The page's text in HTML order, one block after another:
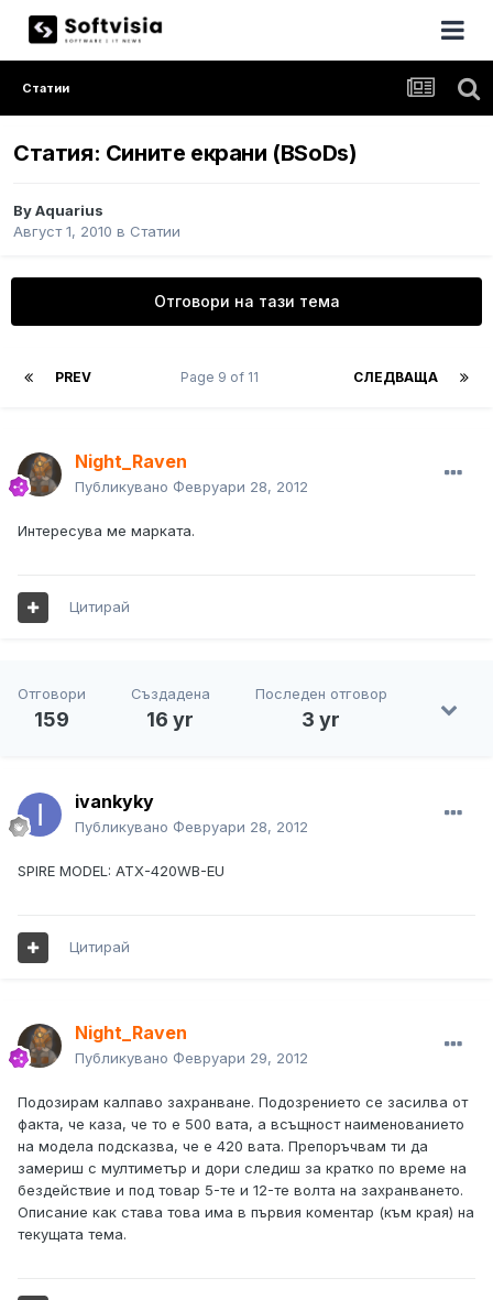
Статии
Статия: Сините екрани (BSoDs)
ByAquarius
Август 1, 2010 в Статии
Отговори на тази тема
PREV СЛЕДВАЩА
Page 9 of 11
Night_Raven
Публикувано Февруари 28, 2012
Интересува ме марката.
Цитирай
Отговори
159
Създадена
16 yr
Последен отговор
3 yr
ivankyky
Публикувано Февруари 28, 2012
SPIRE MODEL: ATX-420WB-EU
Цитирай
Night_Raven
Публикувано Февруари 29, 2012
Подозирам калпаво захранване. Подозрението се засилва от
факта, че каза, че то е 500 вата, а всъщност наименованието
на модела подсказва, че е 420 вата. Препоръчвам ти да
замериш с мултиметър и дори следиш за кратко по време на
бездействие и под товар 5-те и 12-те волта на захранването.
Описание как става това има в първия коментар (към края) на
текущата тема.